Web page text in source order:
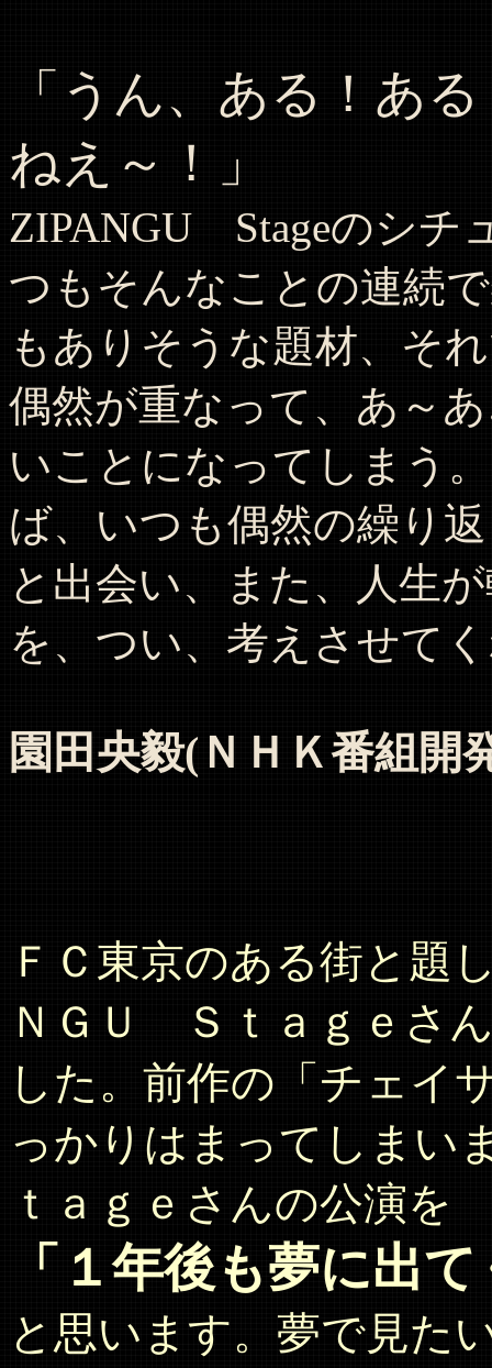
「うん、ある！あ
ねえ～！」
ZIPANGU Stageのシチ
つもそんなことの連続
もありそうな題材、そ
偶然が重なって、あ～
いことになってしまう
ば、いつも偶然の繰り
と出会い、また、人生
を、つい、考えさせて
園田央毅(ＮＨＫ番組開
ＦＣ東京のある街と題
ＮＧＵ Ｓｔａｇｅさ
した。前作の「チェイ
っかりはまってしまい
ｔａｇｅさんの公演を
「１年後も夢に出
と思います。夢で見た